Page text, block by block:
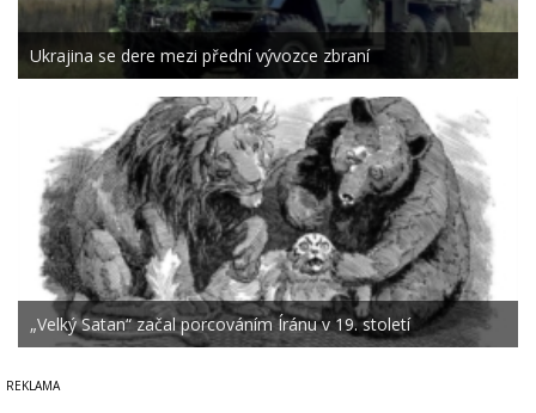
Ukrajina se dere mezi přední vývozce zbraní
„Velký Satan“ začal porcováním Íránu v 19. století